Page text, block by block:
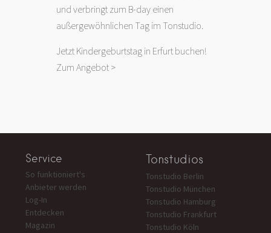
und verbringt zum B-day einen
außergewöhnlichen Tag im Tonstudio.
Jetzt Kindergeburtstag in Erfurt buchen!
Zum Angebot >
Service
So funktioniert's
Anbieter werden
Log-In
Entdecken
Magazin
Tonstudios
Tonstudio Berlin
Tonstudio München
Tonstudio Hamburg
Tonstudio Frankfurt
Tonstudio Köln